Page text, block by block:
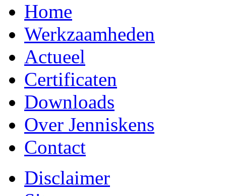
Home
Werkzaamheden
Actueel
Certificaten
Downloads
Over Jenniskens
Contact
Disclaimer